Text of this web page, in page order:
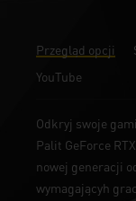
Przegląd opcji
YouTube
Odkryj swoje
Palit GeForce
nowej generacji
wymagającyh